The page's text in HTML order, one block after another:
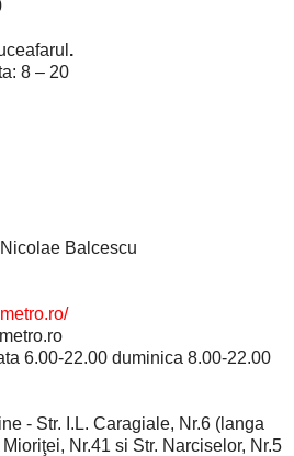
.
8 – 20
Balcescu
6.00-22.00 duminica 8.00-22.00
- Str. I.L. Caragiale, Nr.6 (langa
Nr.41 si Str. Narciselor, Nr.5